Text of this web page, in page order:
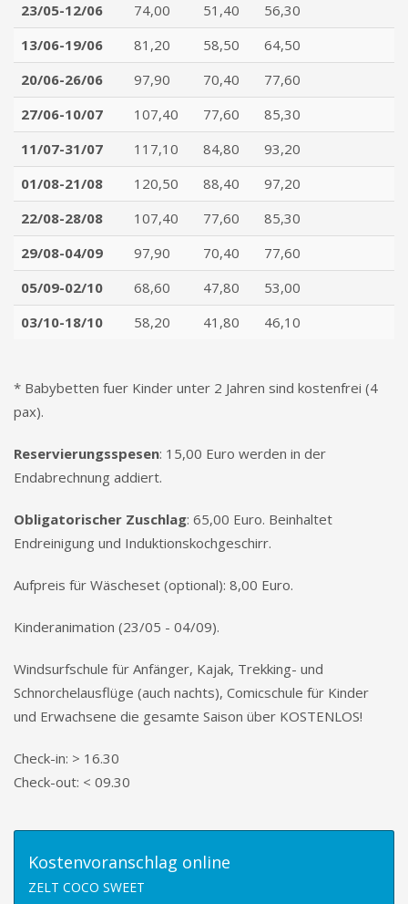
23/05-12/06
74,00 51,40
56,30
13/06-19/06
81,20 58,50
64,50
20/06-26/06
97,90 70,40
77,60
27/06-10/07
107,40 77,60
85,30
11/07-31/07
117,10 84,80
93,20
01/08-21/08
120,50 88,40
97,20
22/08-28/08
107,40 77,60
85,30
29/08-04/09
97,90 70,40
77,60
05/09-02/10
68,60 47,80
53,00
03/10-18/10
58,20 41,80 46,10
* Babybetten fuer Kinder unter 2 Jahren sind kostenfrei (4
pax).
Reservierungsspesen: 15,00 Euro werden in der
Endabrechnung addiert.
Obligatorischer Zuschlag: 65,00 Euro. Beinhaltet
Endreinigung und Induktionskochgeschirr.
Aufpreis für Wäscheset (optional): 8,00 Euro.
Kinderanimation (23/05 - 04/09).
Windsurfschule für Anfänger, Kajak, Trekking- und
Schnorchelausflüge (auch nachts), Comicschule für Kinder
und Erwachsene die gesamte Saison über KOSTENLOS!
Check-in: > 16.30
Check-out: < 09.30
Kostenvoranschlag online
ZELT COCO SWEET